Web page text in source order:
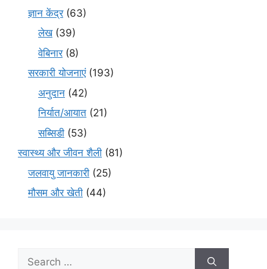
ज्ञान केंद्र(63)
लेख(39)
वेबिनार(8)
सरकारी योजनाएं(193)
अनुदान (42)
निर्यात/आयात (21)
सब्सिडी (53)
स्वास्थ्य और जीवन शैली (81)
जलवायु जानकारी (25)
मौसम और खेती (44)